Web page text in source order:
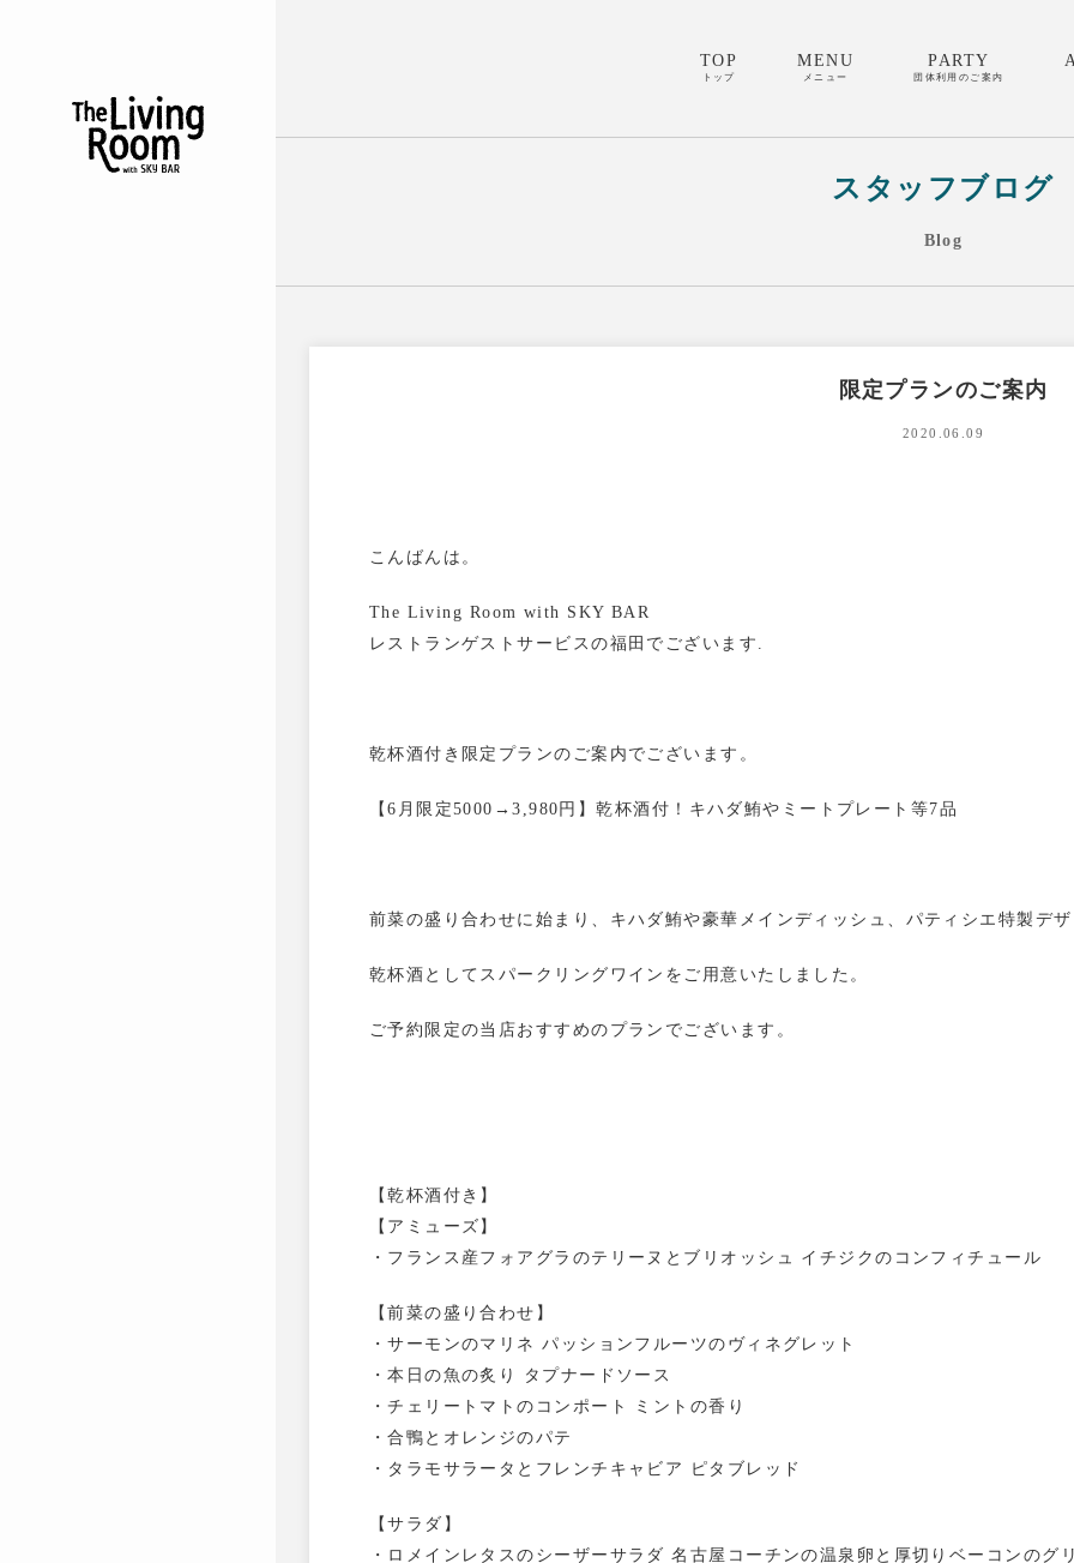
TOP
トップ
MENU
メニュー
PARTY
団体利用のご案内
スタッフブログ
Blog
限定プランのご案内
2020.06.09
こんばんは。
The Living Room with SKY BAR
レストランゲストサービスの福田でございます.
乾杯酒付き限定プランのご案内でございます。
【6月限定5000→3,980円】乾杯酒付！キハダ鮪やミートプレート等7品
前菜の盛り合わせに始まり、キハダ鮪や豪華メインディッシュ、パティシエ特製デ
乾杯酒としてスパークリングワインをご用意いたしました。
ご予約限定の当店おすすめのプランでございます。
【乾杯酒付き】
【アミューズ】
・フランス産フォアグラのテリーヌとブリオッシュ イチジクのコンフィチュール
【前菜の盛り合わせ】
・サーモンのマリネ パッションフルーツのヴィネグレット
・本日の魚の炙り タプナードソース
・チェリートマトのコンポート ミントの香り
・合鴨とオレンジのパテ
・タラモサラータとフレンチキャビア ピタブレッド
【サラダ】
・ロメインレタスのシーザーサラダ 名古屋コーチンの温泉卵と厚切りベーコンのグ